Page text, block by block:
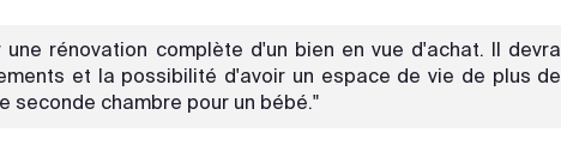
rénovation complète d'un bien en vue d'achat. Il devra
et la possibilité d'avoir un espace de vie de plus de
seconde chambre pour un bébé."